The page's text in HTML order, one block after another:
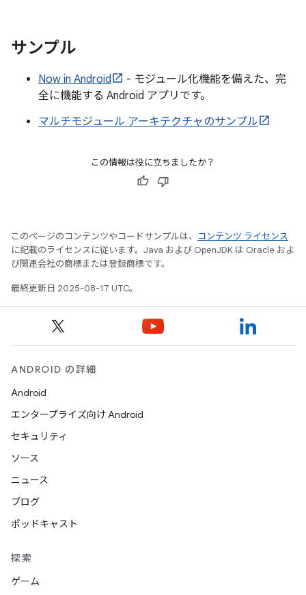
サンプル
Now in Android
- モジュール化機能を備えた、完
全に機能する Android アプリです。
マルチモジュール アーキテクチャのサンプル
この情報は役に立ちましたか？
このページのコンテンツやコードサンプルは、
コンテンツ ライセンス
に記載のライセンスに従います。Java および OpenJDK は Oracle およ
び関連会社の商標または登録商標です。
最終更新日 2025-08-17 UTC。
ANDROID の詳細
Android
エンタープライズ向け Android
セキュリティ
ソース
ニュース
ブログ
ポッドキャスト
探索
ゲーム